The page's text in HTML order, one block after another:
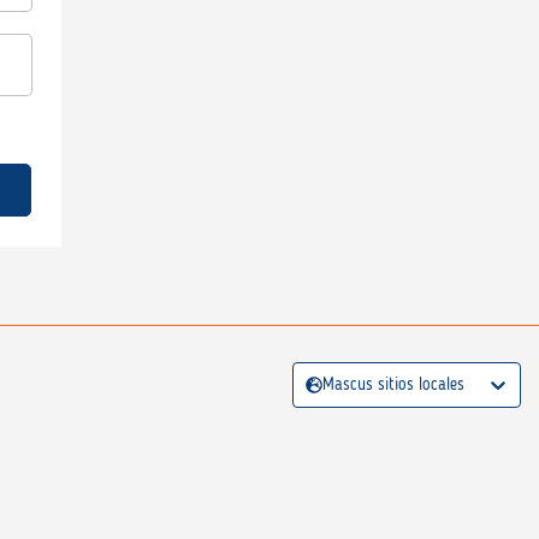
Mascus sitios locales